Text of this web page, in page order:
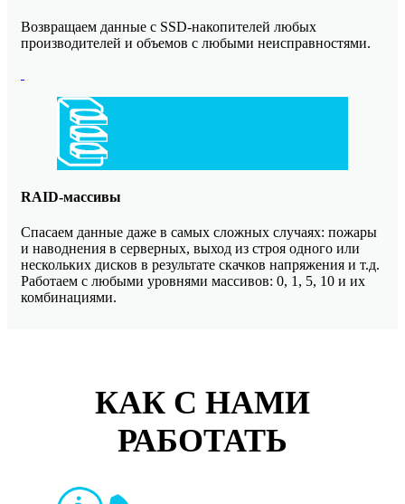
Возвращаем данные с SSD-накопителей любых
производителей и объемов с любыми неисправностями.
RAID-массивы
Спасаем данные даже в самых сложных случаях: пожары
и наводнения в серверных, выход из строя одного или
нескольких дисков в результате скачков напряжения и т.д.
Работаем с любыми уровнями массивов: 0, 1, 5, 10 и их
комбинациями.
КАК С НАМИ
РАБОТАТЬ